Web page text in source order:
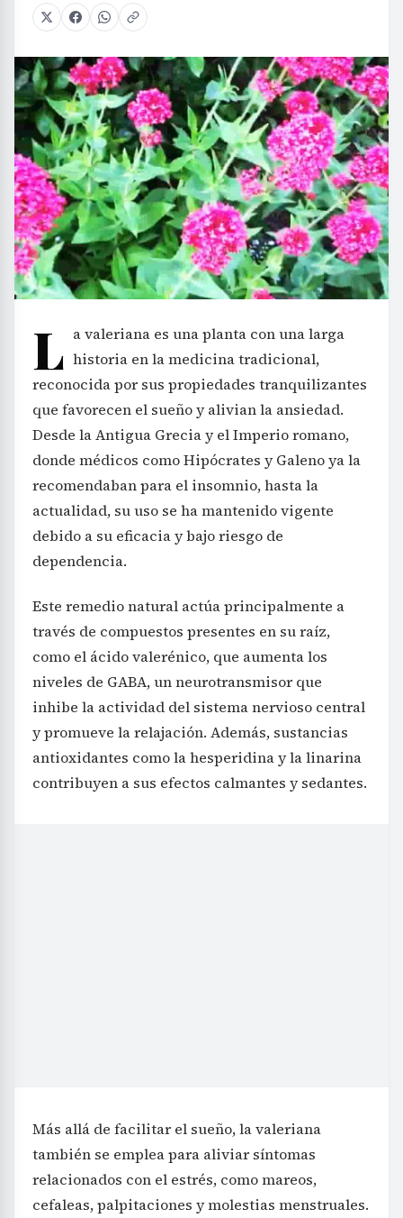
L a valeriana es una planta con una larga
historia en la medicina tradicional,
reconocida por sus propiedades tranquilizantes
que favorecen el sueño y alivian la ansiedad.
Desde la Antigua Grecia y el Imperio romano,
donde médicos como Hipócrates y Galeno ya la
recomendaban para el insomnio, hasta la
actualidad, su uso se ha mantenido vigente
debido a su eficacia y bajo riesgo de
dependencia.
Este remedio natural actúa principalmente a
través de compuestos presentes en su raíz,
como el ácido valerénico, que aumenta los
niveles de GABA, un neurotransmisor que
inhibe la actividad del sistema nervioso central
y promueve la relajación. Además, sustancias
antioxidantes como la hesperidina y la linarina
contribuyen a sus efectos calmantes y sedantes.
Más allá de facilitar el sueño, la valeriana
también se emplea para aliviar síntomas
relacionados con el estrés, como mareos,
cefaleas, palpitaciones y molestias menstruales.